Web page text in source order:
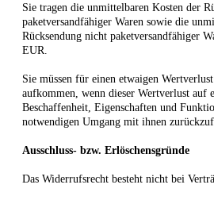
Sie tragen die unmittelbaren Kosten der
paketversandfähiger Waren sowie die
Rücksendung nicht paketversandfähiger
EUR.
Sie müssen für einen etwaigen
aufkommen, wenn dieser Wertverlust auf
Beschaffenheit, Eigenschaften und
notwendigen Umgang mit ihnen
Ausschluss- bzw. Erlöschensgründe
Das Widerrufsrecht besteht nicht bei